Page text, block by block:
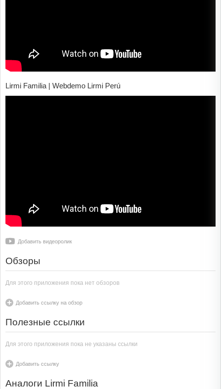
Lirmi Familia | Webdemo Lirmi Perú
Добавить видеоролик
Обзоры
Для этого приложения пока нет обзоров
Добавить ссылку на обзор
Полезные ссылки
Для этого приложения пока не указаны ссылки
Добавить ссылку
Аналоги Lirmi Familia